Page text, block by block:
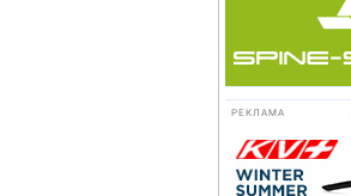
РЕКЛАМА